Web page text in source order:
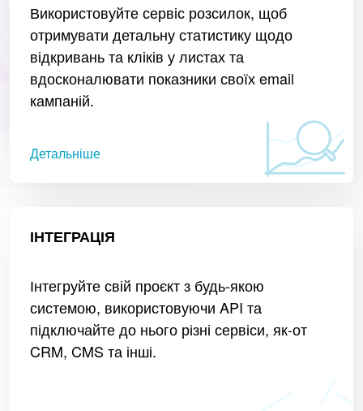
Використовуйте сервіс розсилок, щоб
отримувати детальну статистику щодо
відкривань та кліків у листах та
вдосконалювати показники своїх email
кампаній.
Детальніше
ІНТЕГРАЦІЯ
Інтегруйте свій проєкт з будь-якою
системою, використовуючи API та
підключайте до нього різні сервіси, як-от
CRM, CMS та інші.